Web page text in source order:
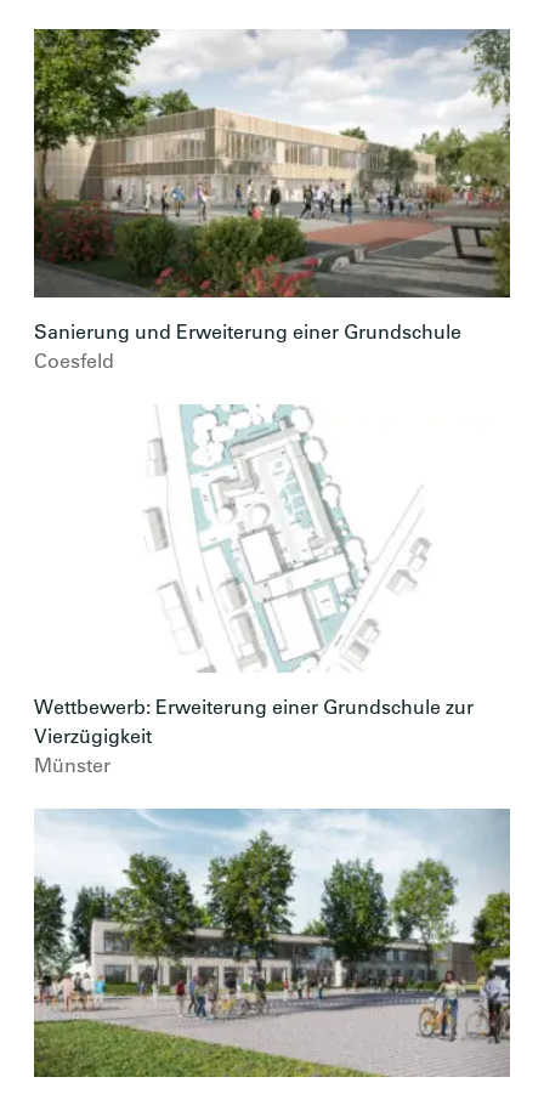
Sanierung und Erweiterung einer Grundschule
Coesfeld
Wettbewerb: Erweiterung einer Grundschule zur
Vierzügigkeit
Münster